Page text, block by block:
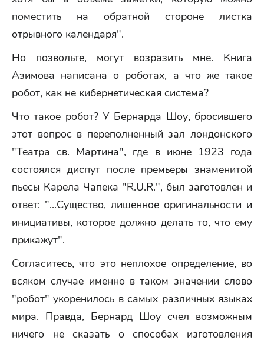
поместить на обратной стороне листка
отрывного календаря".
Но позвольте, могут возразить мне. Книга
Азимова написана о роботах, а что же такое
робот, как не кибернетическая система?
Что такое робот? У Бернарда Шоу, бросившего
этот вопрос в переполненный зал лондонского
"Театра св. Мартина", где в июне 1923 года
состоялся диспут после премьеры знаменитой
пьесы Карела Чапека "R.U.R.", был заготовлен и
ответ: "...Существо, лишенное оригинальности и
инициативы, которое должно делать то, что ему
прикажут".
Согласитесь, что это неплохое определение, во
всяком случае именно в таком значении слово
"робот" укоренилось в самых различных языках
мира. Правда, Бернард Шоу счел возможным
ничего не сказать о способах изготовления